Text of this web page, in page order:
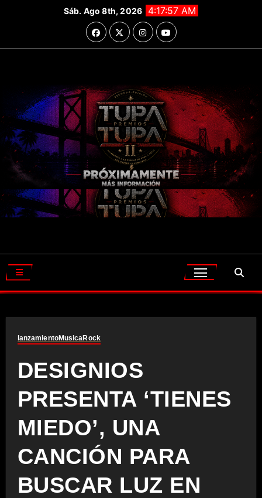
Sáb. Ago 8th, 2026 4:17:58 AM
lanzamientoMusicaRock
DESIGNIOS
PRESENTA ‘TIENES
MIEDO’, UNA
CANCIÓN PARA
BUSCAR LUZ EN